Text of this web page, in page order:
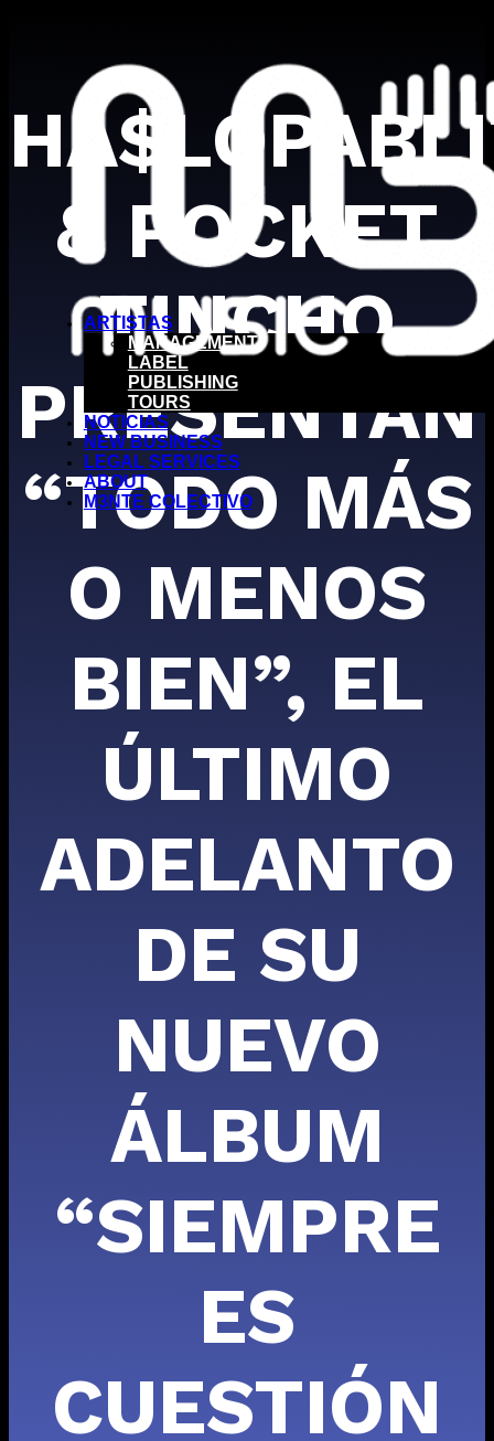
ARTISTAS
MANAGEMENT
LABEL
PUBLISHING
TOURS
NOTICIAS
NEW BUSINESS
LEGAL SERVICES
ABOUT
M3NTE COLECTIVO
& POCKET
TINCHO
PRESENTAN
“TODO MÁS
O MENOS
BIEN”, EL
ÚLTIMO
ADELANTO
DE SU
NUEVO
ÁLBUM
“SIEMPRE
ES
CUESTIÓN